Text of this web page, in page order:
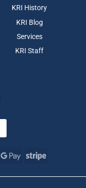
KRI History
KRI Blog
Services
KRI Staff